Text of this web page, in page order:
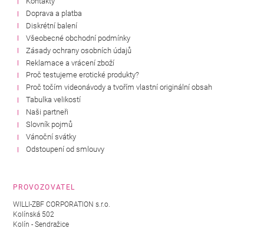
Doprava a platba
Diskrétní balení
Všeobecné obchodní podmínky
Zásady ochrany osobních údajů
Reklamace a vrácení zboží
Proč testujeme erotické produkty?
Proč točím videonávody a tvořím vlastní originální obsah
Tabulka velikostí
Naši partneři
Slovník pojmů
Vánoční svátky
Odstoupení od smlouvy
PROVOZOVATEL
WILLI-ZBF CORPORATION s.r.o.
Kolínská 502
Kolín - Sendražice